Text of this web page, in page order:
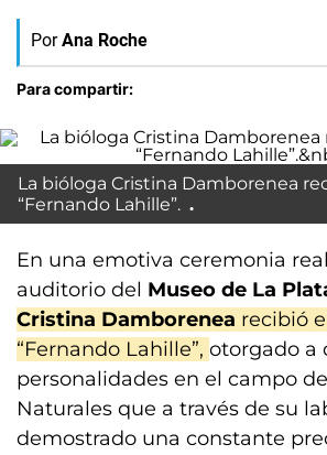
Por Ana Roche
Para compartir:
La bióloga Cristina Damborenea
“Fernando Lahille”.
En una emotiva ceremonia
auditorio del Museo de La
Cristina Damborenea recibió
“Fernando Lahille”, otorgado a
personalidades en el campo
Naturales que a través de su
demostrado una constante